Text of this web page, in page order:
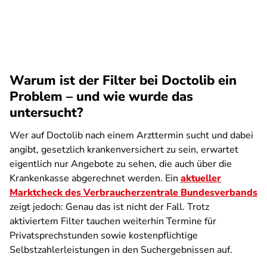
Warum ist der Filter bei Doctolib ein
Problem – und wie wurde das
untersucht?
Wer auf Doctolib nach einem Arzttermin sucht und dabei
angibt, gesetzlich krankenversichert zu sein, erwartet
eigentlich nur Angebote zu sehen, die auch über die
Krankenkasse abgerechnet werden. Ein aktueller
Marktcheck des Verbraucherzentrale Bundesverbands
zeigt jedoch: Genau das ist nicht der Fall. Trotz
aktiviertem Filter tauchen weiterhin Termine für
Privatsprechstunden sowie kostenpflichtige
Selbstzahlerleistungen in den Suchergebnissen auf.